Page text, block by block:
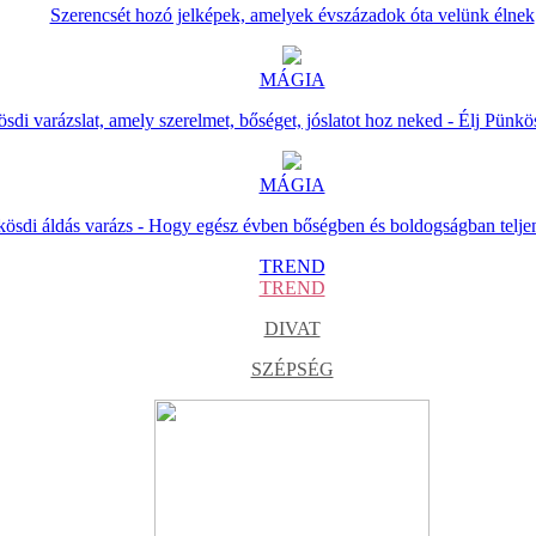
Szerencsét hozó jelképek, amelyek évszázadok óta velünk élnek
MÁGIA
varázslat, amely szerelmet, bőséget, jóslatot hoz neked - Élj
MÁGIA
áldás varázs - Hogy egész évben bőségben és boldogságban
TREND
TREND
DIVAT
SZÉPSÉG